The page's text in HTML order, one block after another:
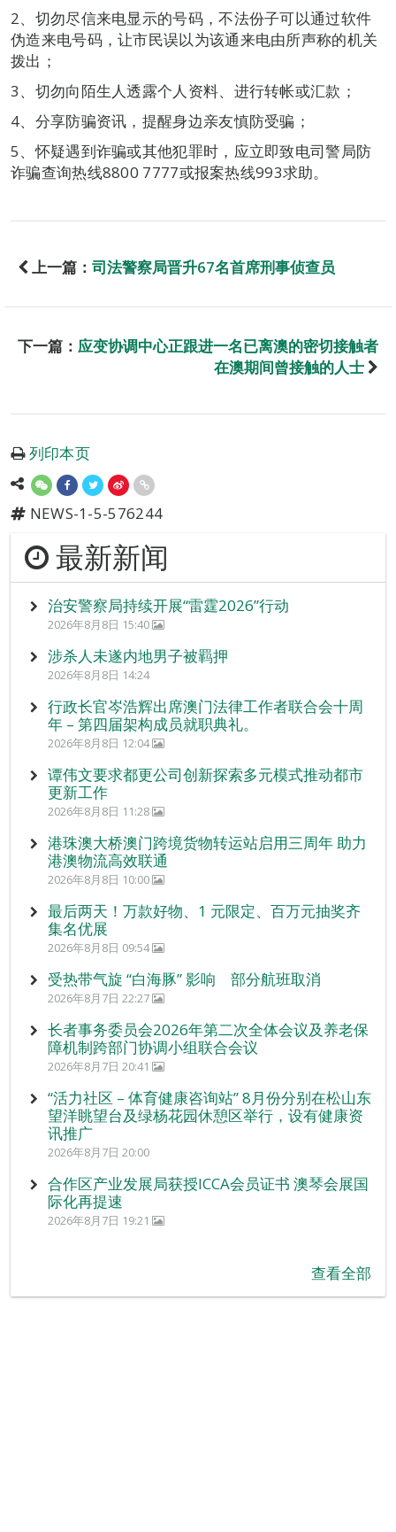
2、切勿尽信来电显示的号码，不法份子可以通过软件
伪造来电号码，让市民误以为该通来电由所声称的机关
拨出；
3、切勿向陌生人透露个人资料、进行转帐或汇款；
4、分享防骗资讯，提醒身边亲友慎防受骗；
5、怀疑遇到诈骗或其他犯罪时，应立即致电司警局防
诈骗查询热线8800 7777或报案热线993求助。
上一篇： 司法警察局晋升67名首席刑事侦查员
下一篇： 应变协调中心正跟进一名已离澳的密切接触者
在澳期间曾接触的人士
列印本页
NEWS-1-5-576244
最新新闻
治安警察局持续开展“雷霆2026”行动
2026年8月8日 15:40
涉杀人未遂内地男子被羁押
2026年8月8日 14:24
行政长官岑浩辉出席澳门法律工作者联合会十周
年 – 第四届架构成员就职典礼。
2026年8月8日 12:04
谭伟文要求都更公司创新探索多元模式推动都市
更新工作
2026年8月8日 11:28
港珠澳大桥澳门跨境货物转运站启用三周年 助力
港澳物流高效联通
2026年8月8日 10:00
最后两天！万款好物、1 元限定、百万元抽奖齐
集名优展
2026年8月8日 09:54
受热带气旋 “白海豚” 影响 部分航班取消
2026年8月7日 22:27
长者事务委员会2026年第二次全体会议及养老保
障机制跨部门协调小组联合会议
2026年8月7日 20:41
“活力社区 – 体育健康咨询站” 8月份分别在松山东
望洋眺望台及绿杨花园休憩区举行，设有健康资
讯推广
2026年8月7日 20:00
合作区产业发展局获授ICCA会员证书 澳琴会展国
际化再提速
2026年8月7日 19:21
查看全部